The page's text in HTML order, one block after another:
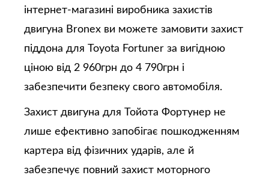
інтернет-магазині виробника захистів
двигуна Bronex ви можете замовити захист
піддона для Toyota Fortuner за вигідною
ціною від 2 960грн до 4 790грн і
забезпечити безпеку свого автомобіля.
Захист двигуна для Тойота Фортунер не
лише ефективно запобігає пошкодженням
картера від фізичних ударів, але й
забезпечує повний захист моторного